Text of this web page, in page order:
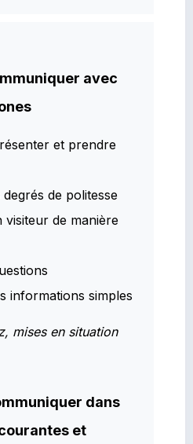
avec
et prendre
de politesse
visiteur de manière
informations simples
mises en situation
dans
et